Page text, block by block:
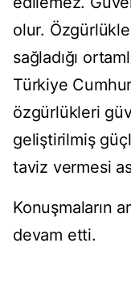
olur.
sağladığı
Türkiye
özgürlükleri
geliştirilmiş
taviz vermesi
Konuşmaların
devam etti.